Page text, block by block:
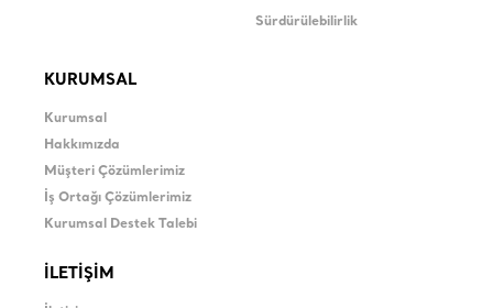
Sürdürülebilirlik
KURUMSAL
Kurumsal
Hakkımızda
Müşteri Çözümlerimiz
İş Ortağı Çözümlerimiz
Kurumsal Destek Talebi
İLETİŞİM